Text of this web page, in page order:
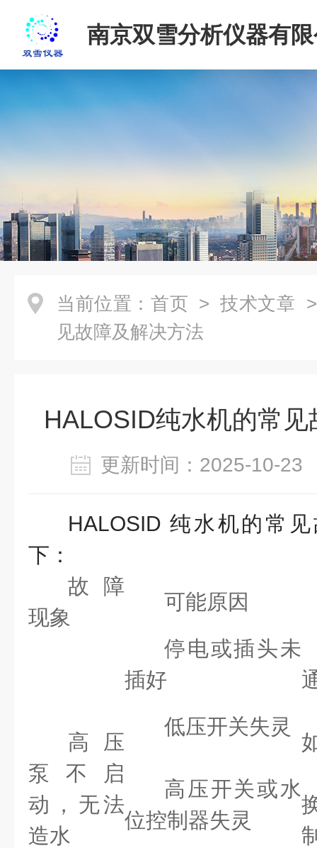
南京双雪分析仪器有
当前位置： 首页 > 技术文章
见故障及解决方法
HALOSID纯水机的常
更新时间：2025-10-
HALOSID 纯水机的常
下：
故障
现象
可能原因
高压
泵不启
动，无法
造水
停电或插头未
插好
低压开关失灵
高压开关或水
位控制器失灵